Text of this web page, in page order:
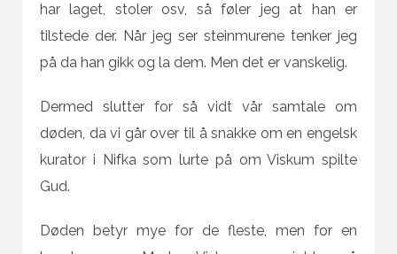
har laget, stoler osv, så føler jeg at han er
tilstede der. Når jeg ser steinmurene tenker jeg
på da han gikk og la dem. Men det er vanskelig.
Dermed slutter for så vidt vår samtale om
døden, da vi går over til å snakke om en engelsk
kurator i Nifka som lurte på om Viskum spilte
Gud.
Døden betyr mye for de fleste, men for en